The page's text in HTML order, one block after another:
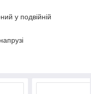
у подвійній